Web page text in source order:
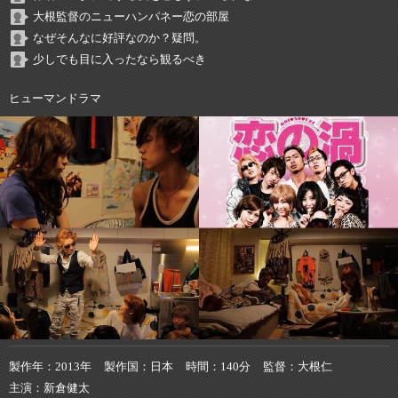
大根監督のニューハンパネー恋の部屋
なぜそんなに好評なのか？疑問。
少しでも目に入ったなら観るべき
ヒューマンドラマ
製作年 2013年 製作国 日本 時間 140分 監督
大根仁
主演
新倉健太